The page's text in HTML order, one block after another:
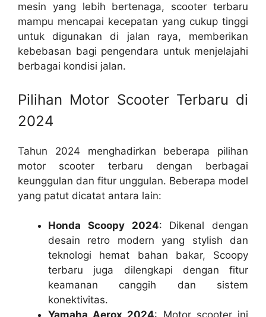
mesin yang lebih bertenaga, scooter terbaru
mampu mencapai kecepatan yang cukup tinggi
untuk digunakan di jalan raya, memberikan
kebebasan bagi pengendara untuk menjelajahi
berbagai kondisi jalan.
Pilihan Motor Scooter Terbaru di
2024
Tahun 2024 menghadirkan beberapa pilihan
motor scooter terbaru dengan berbagai
keunggulan dan fitur unggulan. Beberapa model
yang patut dicatat antara lain:
Honda Scoopy 2024: Dikenal dengan
desain retro modern yang stylish dan
teknologi hemat bahan bakar, Scoopy
terbaru juga dilengkapi dengan fitur
keamanan canggih dan sistem
konektivitas.